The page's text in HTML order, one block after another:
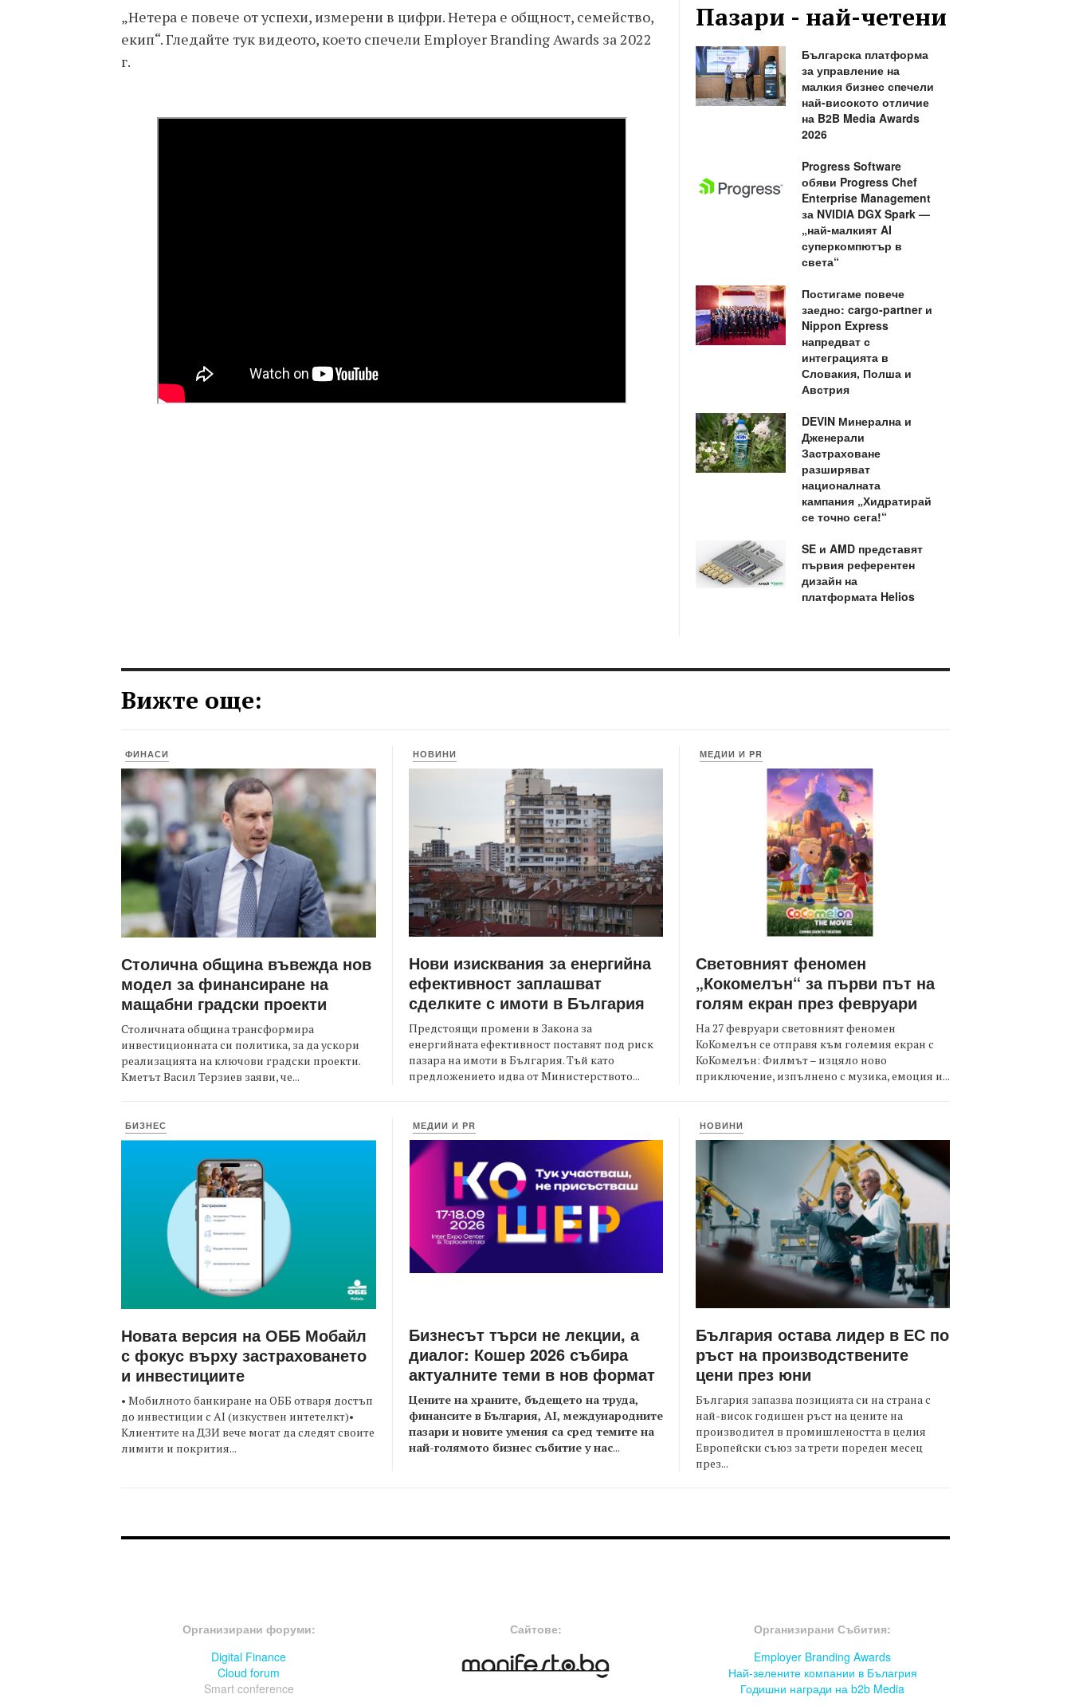
„Нетера е повече от успехи, измерени в цифри. Нетера е общност, семейство,
екип“. Гледайте тук видеото, което спечели Employer Branding Awards за 2022
г.
Пазари - най-четени
Българска платформа
за управление на
малкия бизнес спечели
най-високото отличие
на B2B Media Awards
2026
Progress Software
обяви Progress Chef
Enterprise Management
за NVIDIA DGX Spark —
„най-малкият AI
суперкомпютър в
света“
Постигаме повече
заедно: cargo-partner и
Nippon Express
напредват с
интеграцията в
Словакия, Полша и
Австрия
DEVIN Минерална и
Дженерали
Застраховане
разширяват
националната
кампания „Хидратирай
се точно сега!“
SE и AMD представят
първия референтен
дизайн на
платформата Helios
Вижте още:
ФИНАСИ
Столична община въвежда нов
модел за финансиране на
мащабни градски проекти
Столичната община трансформира
инвестиционната си политика, за да ускори
реализацията на ключови градски проекти.
Кметът Васил Терзиев заяви, че...
НОВИНИ
Нови изисквания за енергийна
ефективност заплашват
сделките с имоти в България
Предстоящи промени в Закона за
енергийната ефективност поставят под риск
пазара на имоти в България. Тъй като
предложението идва от Министерството...
МЕДИИ И PR
Световният феномен
„Кокомелън“ за първи път на
голям екран през февруари
На 27 февруари световният феномен
КоКомелън се отправя към големия екран с
КоКомелън: Филмът – изцяло ново
приключение, изпълнено с музика, емоция и...
БИЗНЕС
Новата версия на ОББ Мобайл
с фокус върху застраховането
и инвестициите
• Мобилното банкиране на ОББ отваря достъп
до инвестиции с AI (изкуствен интетелкт)•
Клиентите на ДЗИ вече могат да следят своите
лимити и покрития...
МЕДИИ И PR
Бизнесът търси не лекции, а
диалог: Кошер 2026 събира
актуалните теми в нов формат
Цените на храните, бъдещето на труда,
финансите в България, AI, международните
пазари и новите умения са сред темите на
най-голямото бизнес събитие у нас...
НОВИНИ
България остава лидер в ЕС по
ръст на производствените
цени през юни
България запазва позицията си на страна с
най-висок годишен ръст на цените на
производител в промишлеността в целия
Европейски съюз за трети пореден месец
през...
Организирани форуми:
Digital Finance
Cloud forum
Smart conference
Сайтове:
Организирани Събития:
Employer Branding Awards
Най-зелените компании в Бълагрия
Годишни награди на b2b Media